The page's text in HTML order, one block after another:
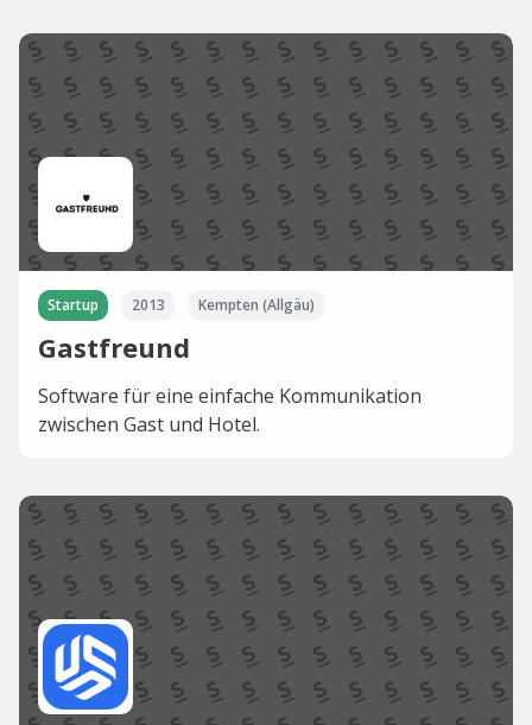
Startup 2013 Kempten (Allgäu)
Gastfreund
Software für eine einfache Kommunikation
zwischen Gast und Hotel.